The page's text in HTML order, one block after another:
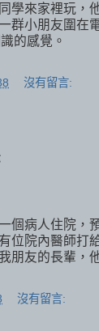
學來家裡玩，
群小朋友圍在
的感覺。
沒有留言:
個病人住院，
位院內醫師打
朋友的長輩，
沒有留言: